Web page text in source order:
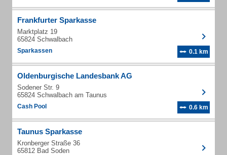
Frankfurter Sparkasse
Marktplatz 19
65824 Schwalbach
Sparkassen 0.1 km
Oldenburgische Landesbank AG
Sodener Str. 9
65824 Schwalbach am Taunus
Cash Pool 0.6 km
Taunus Sparkasse
Kronberger Straße 36
65812 Bad Soden